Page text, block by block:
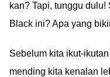
kan? Tapi, tunggu
Black ini? Apa yang
Sebelum kita ikut-
mending kita kenalan